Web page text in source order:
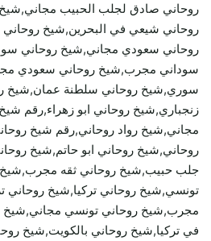
روحاني صادق لجلب الحبيب
روحاني شيعي في البحرين,شيخ
روحاني سعودي مجاني,شيخ روحاني
سوداني مجرب,شيخ روحاني سعودي
سوري,شيخ روحاني سلطنة عمان,شيخ
زنجباري,شيخ روحاني ابو زهراء,رقم
مجاني,شيخ رواد روحاني,رقم شيخ
روحاني,شيخ روحاني ابو حاتم,شيخ
جلب حبيب,شيخ روحاني ثقه مجرب,شيخ
تونسي,شيخ روحاني تركيا,شيخ
مجرب,شيخ روحاني تونسي مجاني,شيخ
في تركيا,شيخ روحاني بالكويت,شيخ